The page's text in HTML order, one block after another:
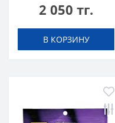
2 050 тг.
В КОРЗИНУ